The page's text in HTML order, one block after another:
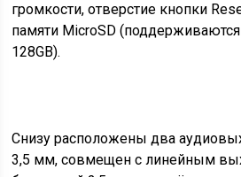
громкости, отверстие кнопки
памяти MicroSD
128GB).
Снизу расположены два
3,5 мм, совмещен с линейным